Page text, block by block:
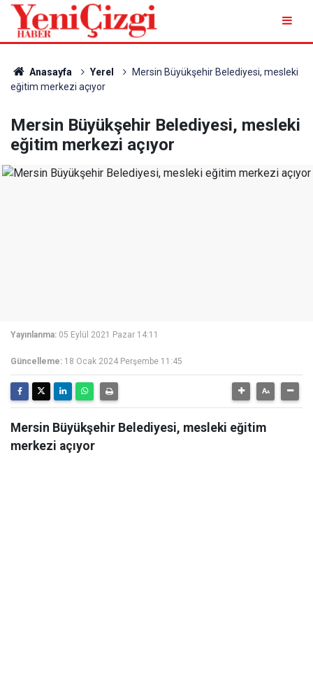
Anasayfa Yerel
Mersin Büyükşehir Belediyesi, mesleki
eğitim merkezi açıyor
Mersin Büyükşehir Belediyesi, mesleki
eğitim merkezi açıyor
Yayınlanma: 05 Eylül 2021 Pazar 14:11
Güncelleme: 18 Ocak 2024 Perşembe 11:45
Mersin Büyükşehir Belediyesi, mesleki eğitim
merkezi açıyor